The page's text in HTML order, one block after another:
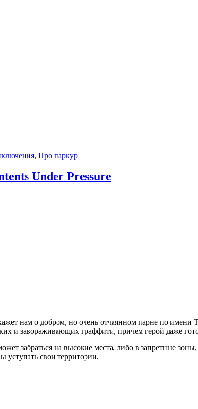
, Про паркур
Under Pressure
нам о добром, но очень отчаянном парне по
и завораживающих граффити, причем герой даже
забраться на высокие места, либо в запретные
уступать свои территории.